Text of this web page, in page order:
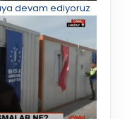
devam ediyoruz